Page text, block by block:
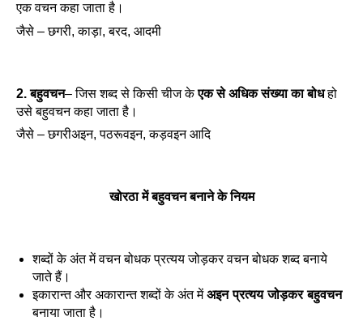
एक वचन कहा जाता है।
जैसे – छगरी, काड़ा, बरद, आदमी
2. बहुवचन– जिस शब्द से किसी चीज केएक से अधिक संख्या का बोधहो
उसे बहुवचन कहा जाता है।
जैसे – छगरीअइन, पठरूवइन, कड़वइन आदि
खोरठा में बहुवचन बनाने के नियम
शब्दों के अंत में वचन बोधक प्रत्यय जोड़कर वचन बोधक शब्द बनाये
जाते हैं।
इकारान्त और अकारान्त शब्दों के अंत मेंअइन प्रत्यय जोड़कर बहुवचन
बनाया जाता है।